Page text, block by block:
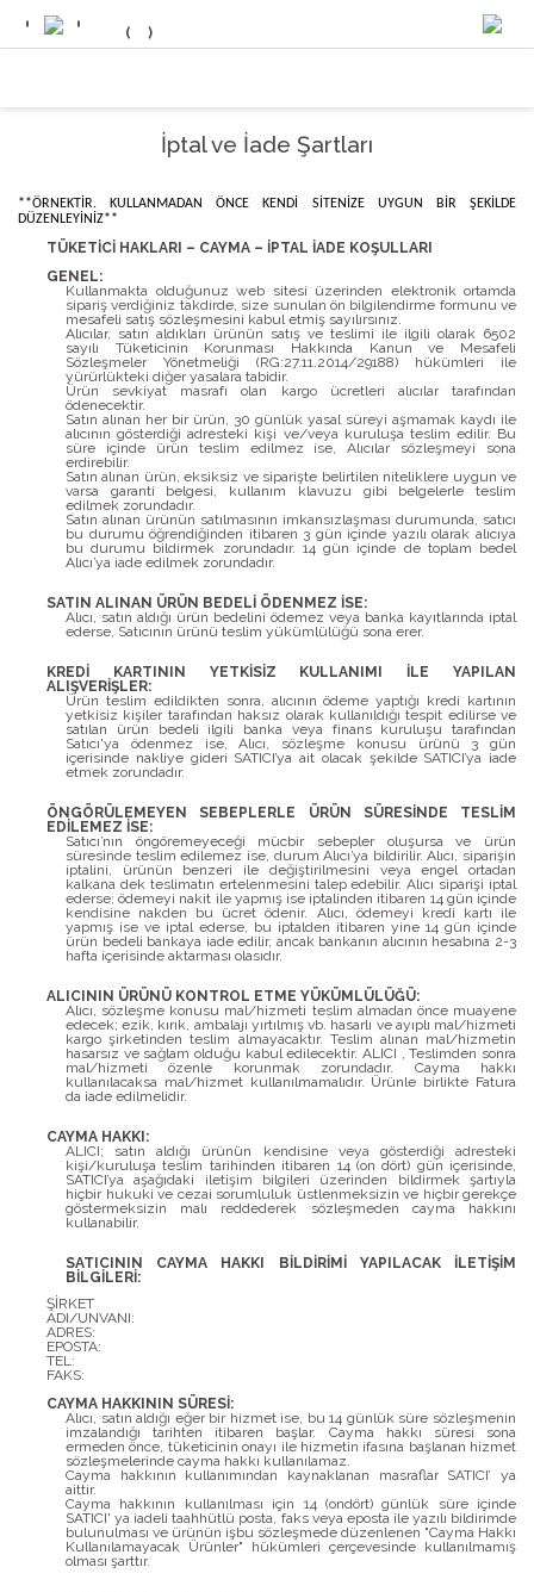
İptal ve İade Şartları
**ÖRNEKTİR. KULLANMADAN ÖNCE KENDİ SİTENİZE UYGUN BİR ŞEKİLDE
DÜZENLEYİNİZ**
TÜKETİCİ HAKLARI – CAYMA – İPTAL İADE KOŞULLARI
GENEL:
Kullanmakta olduğunuz web sitesi üzerinden elektronik ortamda
sipariş verdiğiniz takdirde, size sunulan ön bilgilendirme formunu ve
mesafeli satış sözleşmesini kabul etmiş sayılırsınız.
Alıcılar, satın aldıkları ürünün satış ve teslimi ile ilgili olarak 6502
sayılı Tüketicinin Korunması Hakkında Kanun ve Mesafeli
Sözleşmeler Yönetmeliği (RG:27.11.2014/29188) hükümleri ile
yürürlükteki diğer yasalara tabidir.
Ürün sevkiyat masrafı olan kargo ücretleri alıcılar tarafından
ödenecektir.
Satın alınan her bir ürün, 30 günlük yasal süreyi aşmamak kaydı ile
alıcının gösterdiği adresteki kişi ve/veya kuruluşa teslim edilir. Bu
süre içinde ürün teslim edilmez ise, Alıcılar sözleşmeyi sona
erdirebilir.
Satın alınan ürün, eksiksiz ve siparişte belirtilen niteliklere uygun ve
varsa garanti belgesi, kullanım klavuzu gibi belgelerle teslim
edilmek zorundadır.
Satın alınan ürünün satılmasının imkansızlaşması durumunda, satıcı
bu durumu öğrendiğinden itibaren 3 gün içinde yazılı olarak alıcıya
bu durumu bildirmek zorundadır. 14 gün içinde de toplam bedel
Alıcı’ya iade edilmek zorundadır.
SATIN ALINAN ÜRÜN BEDELİ ÖDENMEZ İSE:
Alıcı, satın aldığı ürün bedelini ödemez veya banka kayıtlarında iptal
ederse, Satıcının ürünü teslim yükümlülüğü sona erer.
KREDİ KARTININ YETKİSİZ KULLANIMI İLE YAPILAN
ALIŞVERİŞLER:
Ürün teslim edildikten sonra, alıcının ödeme yaptığı kredi kartının
yetkisiz kişiler tarafından haksız olarak kullanıldığı tespit edilirse ve
satılan ürün bedeli ilgili banka veya finans kuruluşu tarafından
Satıcı'ya ödenmez ise, Alıcı, sözleşme konusu ürünü 3 gün
içerisinde nakliye gideri SATICI’ya ait olacak şekilde SATICI’ya iade
etmek zorundadır.
ÖNGÖRÜLEMEYEN SEBEPLERLE ÜRÜN SÜRESİNDE TESLİM
EDİLEMEZ İSE:
Satıcı’nın öngöremeyeceği mücbir sebepler oluşursa ve ürün
süresinde teslim edilemez ise, durum Alıcı’ya bildirilir. Alıcı, siparişin
iptalini, ürünün benzeri ile değiştirilmesini veya engel ortadan
kalkana dek teslimatın ertelenmesini talep edebilir. Alıcı siparişi iptal
ederse; ödemeyi nakit ile yapmış ise iptalinden itibaren 14 gün içinde
kendisine nakden bu ücret ödenir. Alıcı, ödemeyi kredi kartı ile
yapmış ise ve iptal ederse, bu iptalden itibaren yine 14 gün içinde
ürün bedeli bankaya iade edilir, ancak bankanın alıcının hesabına 2-3
hafta içerisinde aktarması olasıdır.
ALICININ ÜRÜNÜ KONTROL ETME YÜKÜMLÜLÜĞÜ:
Alıcı, sözleşme konusu mal/hizmeti teslim almadan önce muayene
edecek; ezik, kırık, ambalajı yırtılmış vb. hasarlı ve ayıplı mal/hizmeti
kargo şirketinden teslim almayacaktır. Teslim alınan mal/hizmetin
hasarsız ve sağlam olduğu kabul edilecektir. ALICI , Teslimden sonra
mal/hizmeti özenle korunmak zorundadır. Cayma hakkı
kullanılacaksa mal/hizmet kullanılmamalıdır. Ürünle birlikte Fatura
da iade edilmelidir.
CAYMA HAKKI:
ALICI; satın aldığı ürünün kendisine veya gösterdiği adresteki
kişi/kuruluşa teslim tarihinden itibaren 14 (on dört) gün içerisinde,
SATICI’ya aşağıdaki iletişim bilgileri üzerinden bildirmek şartıyla
hiçbir hukuki ve cezai sorumluluk üstlenmeksizin ve hiçbir gerekçe
göstermeksizin malı reddederek sözleşmeden cayma hakkını
kullanabilir.
SATICININ CAYMA HAKKI BİLDİRİMİ YAPILACAK İLETİŞİM
BİLGİLERİ:
ŞİRKET
ADI/UNVANI:
ADRES:
EPOSTA:
TEL:
FAKS:
CAYMA HAKKININ SÜRESİ:
Alıcı, satın aldığı eğer bir hizmet ise, bu 14 günlük süre sözleşmenin
imzalandığı tarihten itibaren başlar. Cayma hakkı süresi sona
ermeden önce, tüketicinin onayı ile hizmetin ifasına başlanan hizmet
sözleşmelerinde cayma hakkı kullanılamaz.
Cayma hakkının kullanımından kaynaklanan masraflar SATICI’ ya
aittir.
Cayma hakkının kullanılması için 14 (ondört) günlük süre içinde
SATICI' ya iadeli taahhütlü posta, faks veya eposta ile yazılı bildirimde
bulunulması ve ürünün işbu sözleşmede düzenlenen "Cayma Hakkı
Kullanılamayacak Ürünler" hükümleri çerçevesinde kullanılmamış
olması şarttır.